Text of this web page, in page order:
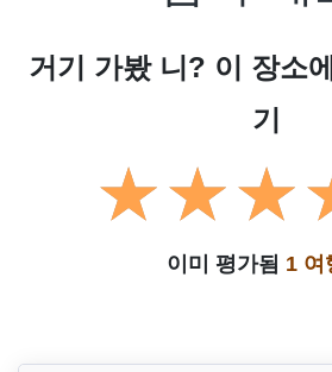
거기 가봤 니? 이 장소
기
이미 평가됨 1 여